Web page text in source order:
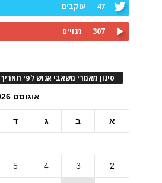
47 עוקבים
307 מנויים
סינון מאמרי משאבי אנוש לפי תאריך
אוגוסט 2026
א ב ג ד
2
3
4
5